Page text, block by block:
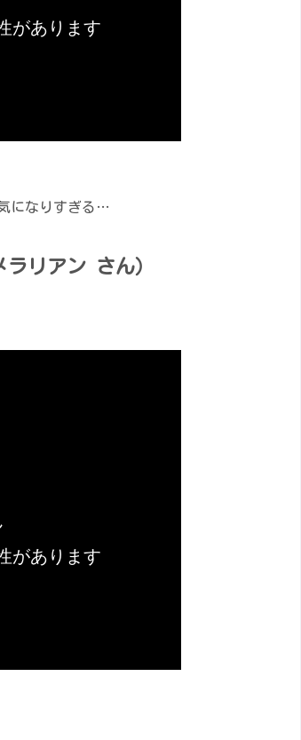
になりすぎる…
リアン さん）